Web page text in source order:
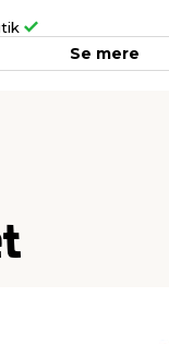
Se mere